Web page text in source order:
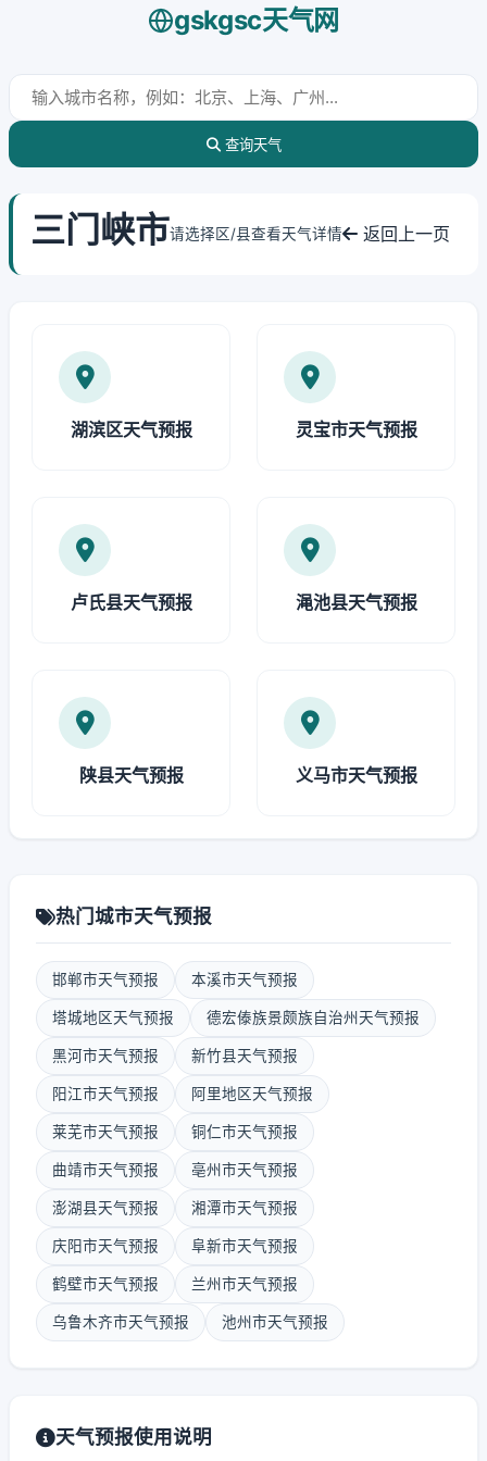
gskgsc天气网
查询天气
三门峡市请选择区/县查看天气详情 返回上一页
湖滨区天气预报 灵宝市天气预报
卢氏县天气预报 渑池县天气预报
陕县天气预报 义马市天气预报
热门城市天气预报
邯郸市天气预报 本溪市天气预报
塔城地区天气预报 德宏傣族景颇族自治州天气预报
黑河市天气预报 新竹县天气预报
阳江市天气预报 阿里地区天气预报
莱芜市天气预报 铜仁市天气预报
曲靖市天气预报 亳州市天气预报
澎湖县天气预报 湘潭市天气预报
庆阳市天气预报 阜新市天气预报
鹤壁市天气预报 兰州市天气预报
乌鲁木齐市天气预报 池州市天气预报
天气预报使用说明